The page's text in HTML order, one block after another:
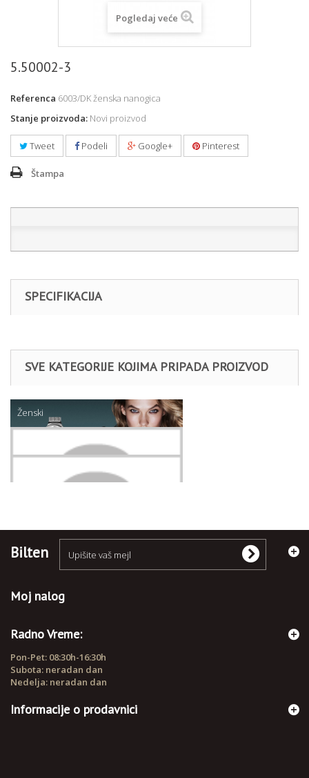
Pogledaj veće
5.50002-3
Referenca 6003/DK ženska nanogica
Stanje proizvoda: Novi proizvod
Tweet Podeli Google+ Pinterest
Štampa
SPECIFIKACIJA
SVE KATEGORIJE KOJIMA PRIPADA PROIZVOD
Ženski
Bilten
Moj nalog
Radno Vreme:
Pon-Pet: 08:30h-16:30h
Subota: neradan dan
Nedelja: neradan dan
Informacije o prodavnici